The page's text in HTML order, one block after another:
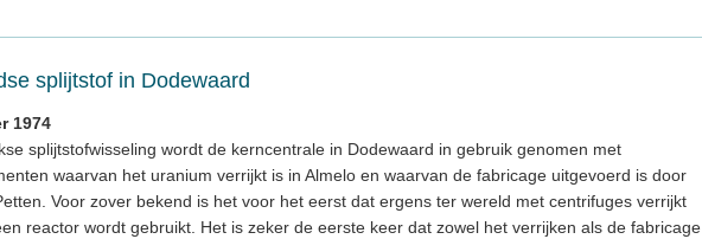
splijtstof in Dodewaard
1974
splijtstofwisseling wordt de kerncentrale in Dodewaard in gebruik genomen met
waarvan het uranium verrijkt is in Almelo en waarvan de fabricage uitgevoerd is door
Voor zover bekend is het voor het eerst dat ergens ter wereld met centrifuges verrijkt
reactor wordt gebruikt. Het is zeker de eerste keer dat zowel het verrijken als de fabricage